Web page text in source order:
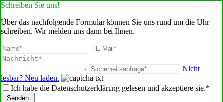
Schreiben Sie uns!
Über das nachfolgende Formular können Sie uns rund um die Uhr
schreiben. Wir melden uns dann bei Ihnen.
Nicht
lesbar? Neu laden.
Ich habe die Datenschutzerklärung gelesen und akzeptiere sie.*
Senden